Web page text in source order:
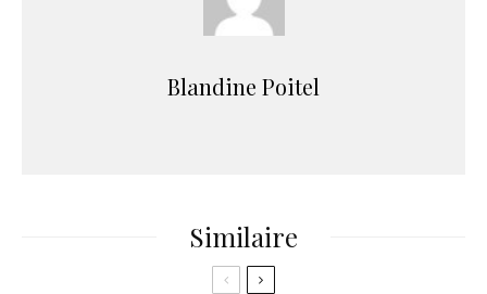
Blandine Poitel
Similaire